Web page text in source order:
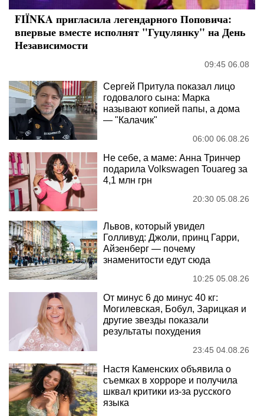
FIÏNKA пригласила легендарного Поповича:
впервые вместе исполнят "Гуцулянку" на День
Независимости
09:45 06.08
Сергей Притула показал лицо
годовалого сына: Марка
называют копией папы, а дома
— "Калачик"
06:00 06.08.26
Не себе, а маме: Анна Тринчер
подарила Volkswagen Touareg за
4,1 млн грн
20:30 05.08.26
Львов, который увидел
Голливуд: Джоли, принц Гарри,
Айзенберг — почему
знаменитости едут сюда
10:25 05.08.26
От минус 6 до минус 40 кг:
Могилевская, Бобул, Зарицкая и
другие звезды показали
результаты похудения
23:45 04.08.26
Настя Каменских объявила о
съемках в хорроре и получила
шквал критики из-за русского
языка